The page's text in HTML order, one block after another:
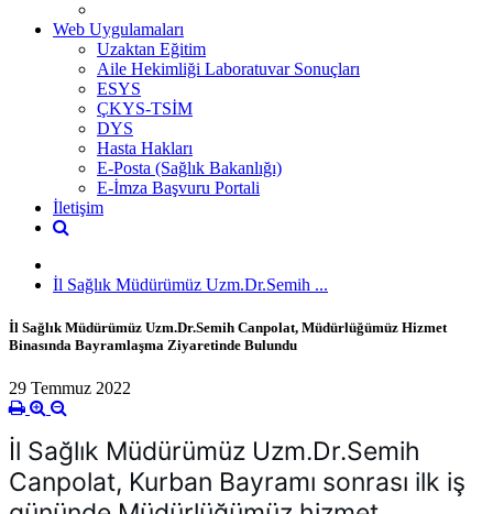
Web Uygulamaları
Uzaktan Eğitim
Aile Hekimliği Laboratuvar Sonuçları
ESYS
ÇKYS-TSİM
DYS
Hasta Hakları
E-Posta (Sağlık Bakanlığı)
E-İmza Başvuru Portali
İletişim
İl Sağlık Müdürümüz Uzm.Dr.Semih ...
İl Sağlık Müdürümüz Uzm.Dr.Semih Canpolat, Müdürlüğümüz Hizmet
Binasında Bayramlaşma Ziyaretinde Bulundu
29 Temmuz 2022
İl Sağlık Müdürümüz Uzm.Dr.Semih
Canpolat, Kurban Bayramı sonrası ilk iş